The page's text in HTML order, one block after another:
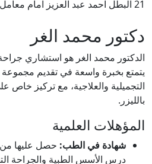
21 البطل احمد عبد العزيز امام معامل ألفا, المهندسين, جيزة
دكتور محمد الغر
الدكتور محمد الغر هو استشاري
يتمتع بخبرة واسعة في تقديم
التجميلية والعلاجية، مع تركيز خاص
بالليزر.
المؤهلات العلمية
شهادة في الطب: حصل عليها
درس الأسس الطبية والجراحة